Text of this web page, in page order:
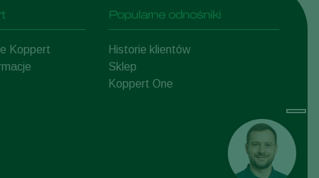
Koppert
Popularne odnośniki
Historie klientów
Sklep
Koppert One